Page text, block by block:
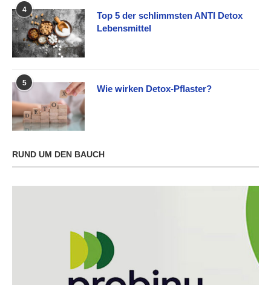
4
Top 5 der schlimmsten ANTI Detox
Lebensmittel
5
Wie wirken Detox-Pflaster?
RUND UM DEN BAUCH